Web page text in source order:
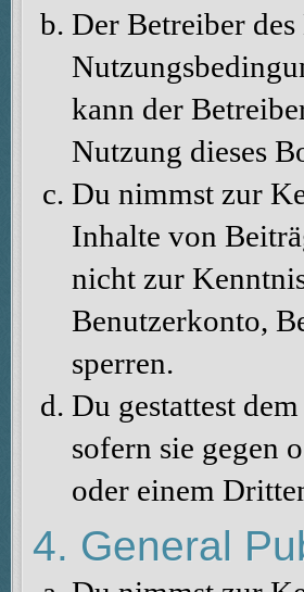
Der Betreiber des
kann der
Nutzung dieses
Du nimmst zur
Inhalte von
nicht zur
Benutzerkonto,
sperren.
Du gestattest
sofern sie gegen
oder einem
4. General